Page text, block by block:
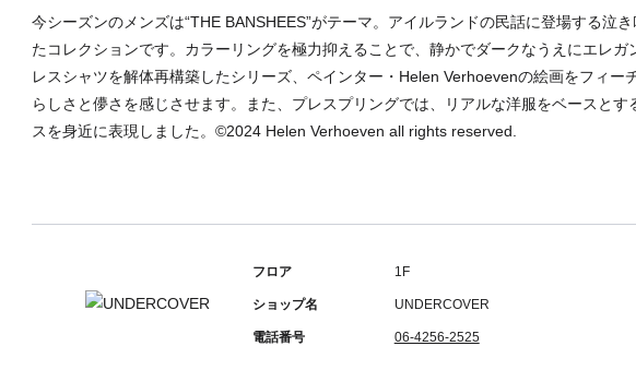
今シーズンのメンズは“THE BANSHEES”がテーマ。アイルランドの民話に登場する泣
たコレクションです。カラーリングを極力抑えることで、静かでダークなうえにエレガ
レスシャツを解体再構築したシリーズ、ペインター・Helen Verhoevenの絵画をフィー
らしさと儚さを感じさせます。また、プレスプリングでは、リアルな洋服をベースとす
スを身近に表現しました。©2024 Helen Verhoeven all rights reserved.
フロア 1F
ショップ名 UNDERCOVER
電話番号 06-4256-2525